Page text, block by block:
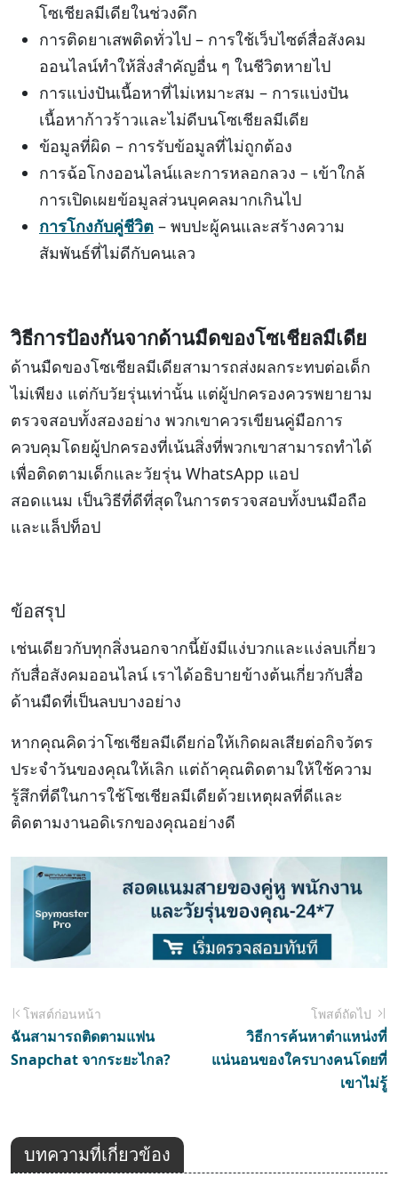
โซเชียลมีเดียในช่วงดึก
การติดยาเสพติดทั่วไป – การใช้เว็บไซต์สื่อสังคม
ออนไลน์ทำให้สิ่งสำคัญอื่น ๆ ในชีวิตหายไป
การแบ่งปันเนื้อหาที่ไม่เหมาะสม – การแบ่งปัน
เนื้อหาก้าวร้าวและไม่ดีบนโซเชียลมีเดีย
ข้อมูลที่ผิด – การรับข้อมูลที่ไม่ถูกต้อง
การฉ้อโกงออนไลน์และการหลอกลวง – เข้าใกล้
การเปิดเผยข้อมูลส่วนบุคคลมากเกินไป
การโกงกับคู่ชีวิต – พบปะผู้คนและสร้างความ
สัมพันธ์ที่ไม่ดีกับคนเลว
วิธีการป้องกันจากด้านมืดของโซเชียลมีเดีย
ด้านมืดของโซเชียลมีเดียสามารถส่งผลกระทบต่อเด็ก
ไม่เพียง แต่กับวัยรุ่นเท่านั้น แต่ผู้ปกครองควรพยายาม
ตรวจสอบทั้งสองอย่าง พวกเขาควรเขียนคู่มือการ
ควบคุมโดยผู้ปกครองที่เน้นสิ่งที่พวกเขาสามารถทำได้
เพื่อติดตามเด็กและวัยรุ่น WhatsApp แอป
สอดแนม เป็นวิธีที่ดีที่สุดในการตรวจสอบทั้งบนมือถือ
และแล็ปท็อป
ข้อสรุป
เช่นเดียวกับทุกสิ่งนอกจากนี้ยังมีแง่บวกและแง่ลบเกี่ยว
กับสื่อสังคมออนไลน์ เราได้อธิบายข้างต้นเกี่ยวกับสื่อ
ด้านมืดที่เป็นลบบางอย่าง
หากคุณคิดว่าโซเชียลมีเดียก่อให้เกิดผลเสียต่อกิจวัตร
ประจำวันของคุณให้เลิก แต่ถ้าคุณติดตามให้ใช้ความ
รู้สึกที่ดีในการใช้โซเชียลมีเดียด้วยเหตุผลที่ดีและ
ติดตามงานอดิเรกของคุณอย่างดี
โพสต์ก่อนหน้า
ฉันสามารถติดตามแฟน
Snapchat จากระยะไกล?
โพสต์ถัดไป
วิธีการค้นหาตำแหน่งที่
แน่นอนของใครบางคนโดยที่
เขาไม่รู้
บทความที่เกี่ยวข้อง